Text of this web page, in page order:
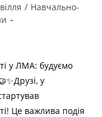
/ Навчально-
у ЛМА: будуємо
у
Це важлива подія